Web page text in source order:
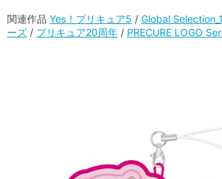
関連作品 Yes！プリキュア5 / Global Selection_1
ーズ / プリキュア20周年 / PRECURE LOGO